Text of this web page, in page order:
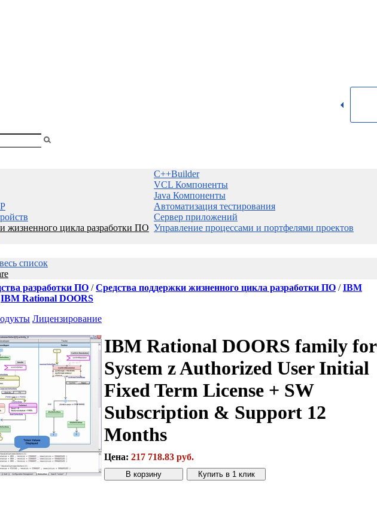
C++Builder
VCL Компоненты
Java Компоненты
Автоматизация тестирования
Сервер приложений
жизненного цикла разработки ПО Управление процессами и портфелями проектов
весь список
разработки ПО /Средства поддержки жизненного цикла разработки ПО /IBM
IBM Rational DOORS
Лицензирование
IBM Rational DOORS family for
System z Authorized User Initial
Fixed Term License + SW
Subscription & Support 12
Months
Цена: 217 718.83 руб.